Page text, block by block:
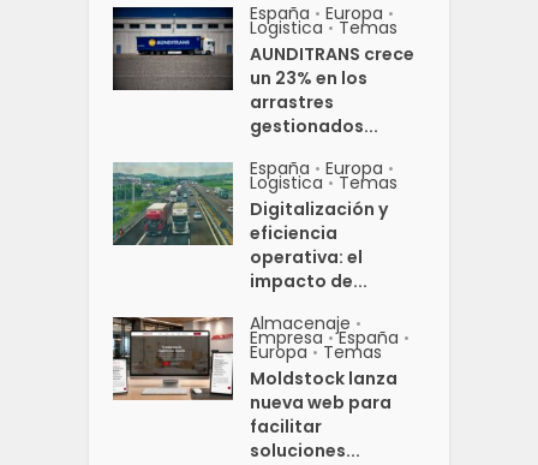
España • Europa •
Logistica • Temas
AUNDITRANS crece
un 23% en los
arrastres
gestionados...
España • Europa •
Logistica • Temas
Digitalización y
eficiencia
operativa: el
impacto de...
Almacenaje •
Empresa • España •
Europa • Temas
Moldstock lanza
nueva web para
facilitar
soluciones...